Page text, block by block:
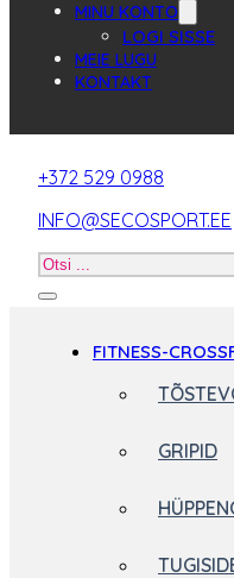
MINU KONTO
LOGI SISSE
MEIE LUGU
KONTAKT
+372 529 0988
INFO@SECOSPORT.EE
Otsi
FITNESS-
GRIPID